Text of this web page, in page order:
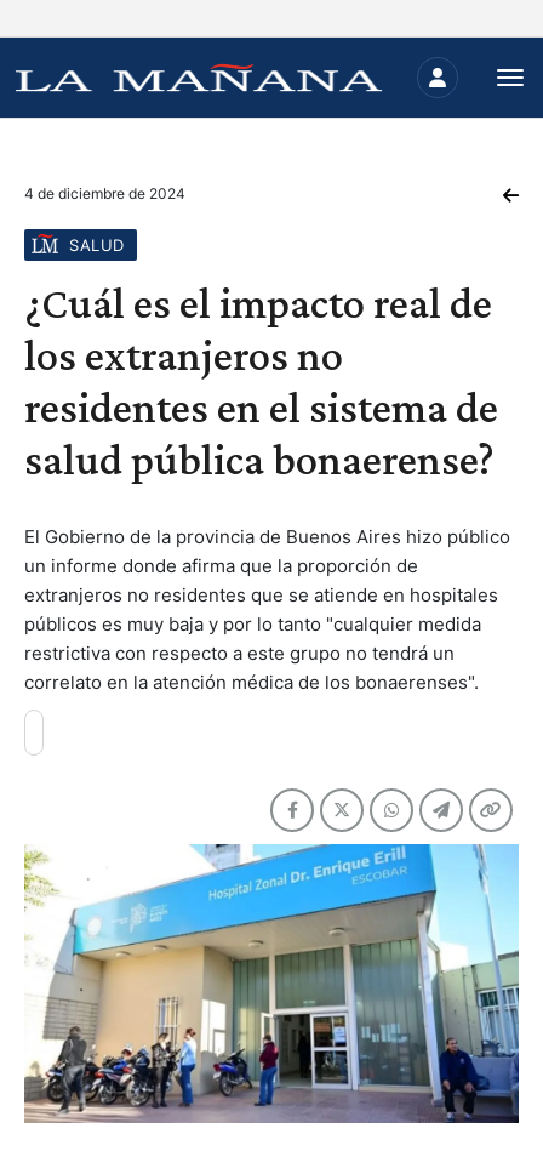
4 de diciembre de 2024
SALUD
¿Cuál es el impacto real de
los extranjeros no
residentes en el sistema de
salud pública bonaerense?
El Gobierno de la provincia de Buenos Aires hizo público
un informe donde afirma que la proporción de
extranjeros no residentes que se atiende en hospitales
públicos es muy baja y por lo tanto "cualquier medida
restrictiva con respecto a este grupo no tendrá un
correlato en la atención médica de los bonaerenses".